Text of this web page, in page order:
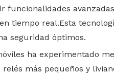
tiempo real.Esta
seguridad óptimos.
ha experimentado
más pequeños y